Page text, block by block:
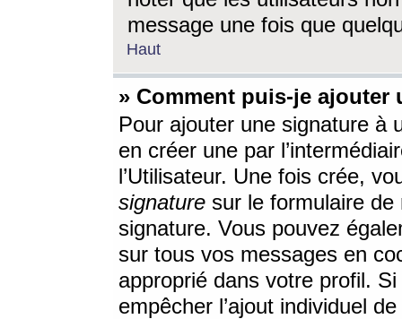
message une fois que
Haut
» Comment puis-je ajouter
Pour ajouter une signature à
en créer une par
l’Utilisateur. Une fois crée,
signature sur le formulaire de
signature. Vous pouvez
sur tous vos messages en
approprié dans votre profil.
empêcher l’ajout individuel